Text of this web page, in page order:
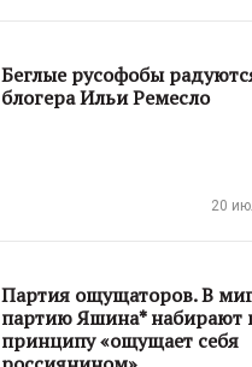
Беглые русофобы
блогера Ильи Ремесло
20
Партия ощущаторов. В
партию Яшина* набирают
принципу «ощущает себя